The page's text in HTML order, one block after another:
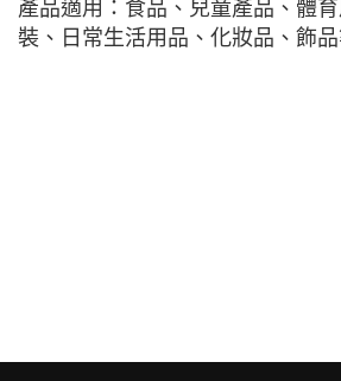
產品適用：食品、兒童產品、體
裝、日常生活用品、化妝品、飾